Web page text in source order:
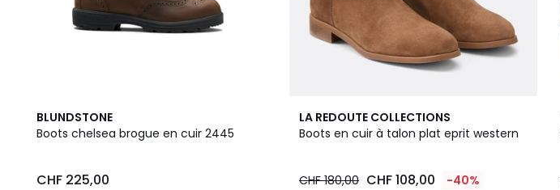
BLUNDSTONE
Boots chelsea brogue en cuir 2445
CHF 225,00
LA REDOUTE COLLECTIONS
Boots en cuir à talon plat eprit western
CHF 180,00 CHF 108,00 -40%
5
/